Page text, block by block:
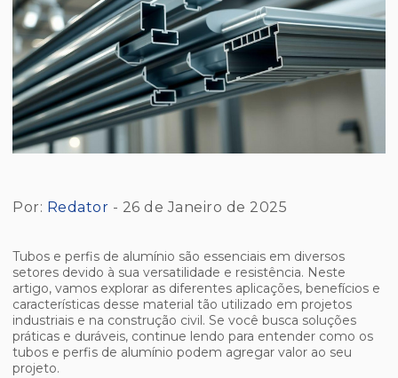
Por: Redator - 26 de Janeiro de 2025
Tubos e perfis de alumínio são essenciais em diversos
setores devido à sua versatilidade e resistência. Neste
artigo, vamos explorar as diferentes aplicações, benefícios e
características desse material tão utilizado em projetos
industriais e na construção civil. Se você busca soluções
práticas e duráveis, continue lendo para entender como os
tubos e perfis de alumínio podem agregar valor ao seu
projeto.